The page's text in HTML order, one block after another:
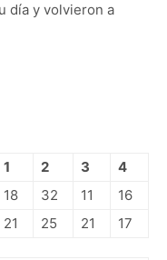
día y volvieron a
1 2 3
4
18 32 11
16
21 25 21 17